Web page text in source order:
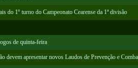
do 1º turno do Campeonato Cearense da 1ª divisão
de quinta-feira
devem apresentar novos Laudos de Prevenção e